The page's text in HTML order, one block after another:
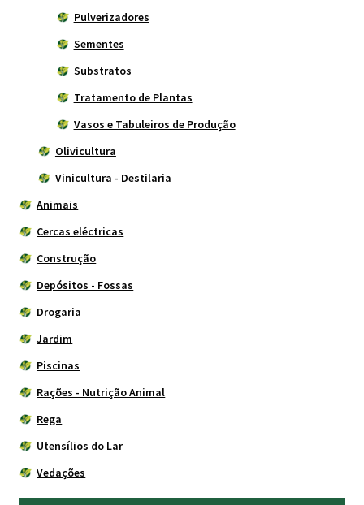
Pulverizadores
Sementes
Substratos
Tratamento de Plantas
Vasos e Tabuleiros de Produção
Olivicultura
Vinicultura - Destilaria
Animais
Cercas eléctricas
Construção
Depósitos - Fossas
Drogaria
Jardim
Piscinas
Rações - Nutrição Animal
Rega
Utensílios do Lar
Vedações